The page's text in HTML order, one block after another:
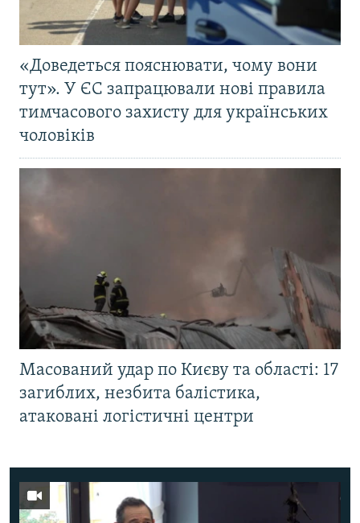
«Доведеться пояснювати, чому вони
тут». У ЄС запрацювали нові правила
тимчасового захисту для українських
чоловіків
Масований удар по Києву та області: 17
загиблих, незбита балістика,
атаковані логістичні центри